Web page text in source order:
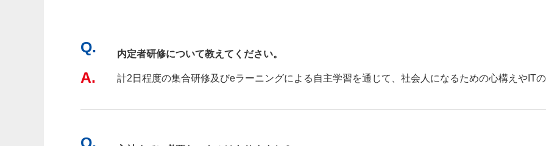
Q. 内定者研修について教えてください。
A. 計2日程度の集合研修及びeラーニングによる自主学習を通じて、社会人になるための心構えやIT
Q.